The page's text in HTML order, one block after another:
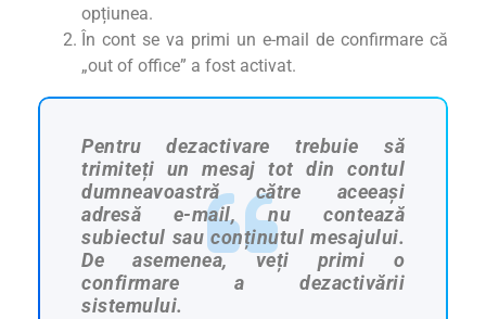
opțiunea.
În cont se va primi un e-mail de confirmare că
„out of office” a fost activat.
Pentru dezactivare trebuie să
trimiteți un mesaj tot din contul
dumneavoastră către aceeași
adresă e-mail, nu contează
subiectul sau conținutul mesajului.
De asemenea, veți primi o
confirmare a dezactivării
sistemului.